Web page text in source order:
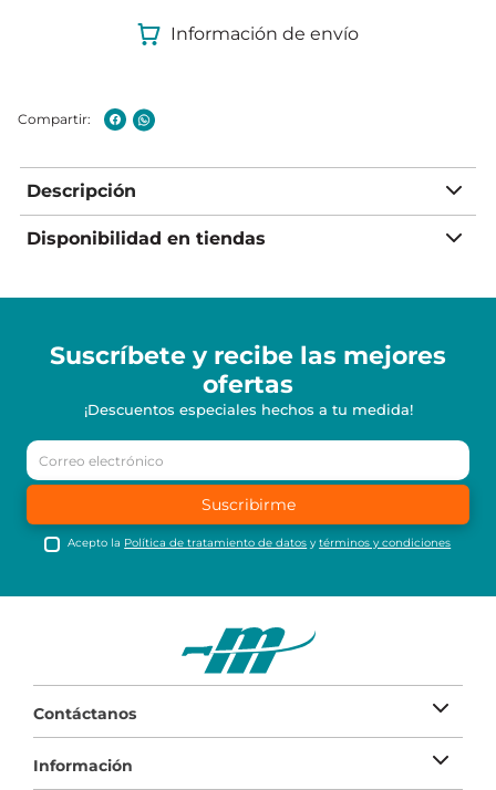
Información de envío
Descripción
Disponibilidad en tiendas
Suscríbete y recibe las mejores
ofertas
¡Descuentos especiales hechos a tu medida!
Suscribirme
Acepto la Política de tratamiento de datos ytérminos y condiciones
Contáctanos
Información